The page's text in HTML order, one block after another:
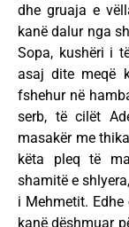
dhe gruaja e
kanë dalur nga
Sopa, kushëri i
asaj dite meqë
fshehur në
serb, të cilët
masakër me
këta pleq të
shamitë e
i Mehmetit.
kanë dëshmuar